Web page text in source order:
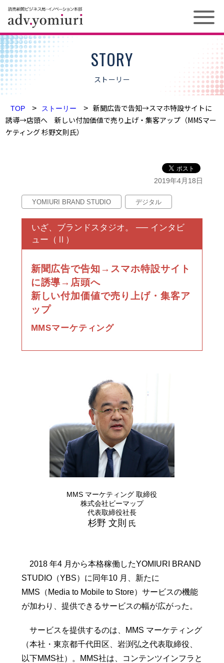
ソリューション
メディア
新聞
プロジェクト
ニュース
お知らせ
調査データ
媒体資料ダウンロード
読売新聞
CASE STUDY BOOK
読売KODOMO新聞
読売中高生新聞
各種デジタル広告
ENGLISH site
ニュースレター登録
STORY
ストーリー
TOP > ストーリー >
新聞広告で告知→スマホ特設サイトに
誘導→店頭へ 新しい付加価値で売り上げ・集客アップ（MMSマー
ケティング 杉野文則氏）
2019年4月18日
YOMIURI BRAND STUDIO デジタル
いざ、ブランドスタジオ。 ── インタビ
ュー（Ⅱ）
新聞広告で告知→スマホ特設サイト
に誘導→店頭へ
新しい付加価値で売り上げ・集客ア
ップ
MMSマーケティング
MMS マーケティング 取締役
株式会社ビーマップ
代表取締役社長
杉野 文則 氏
2018 年4 月から本格稼働したYOMIURI BRAND
STUDIO（YBS）に同年10 月、新たに
MMS（Media to Mobile to Store）サービスの機能
が加わり、提供できるサービスの幅が広がった。
サービスを提供するのは、MMS マーケティング
（本社・東京都千代田区、岩渕弘之代表取締役、
以下MMS社）。MMS社は、コンテンツインフラと